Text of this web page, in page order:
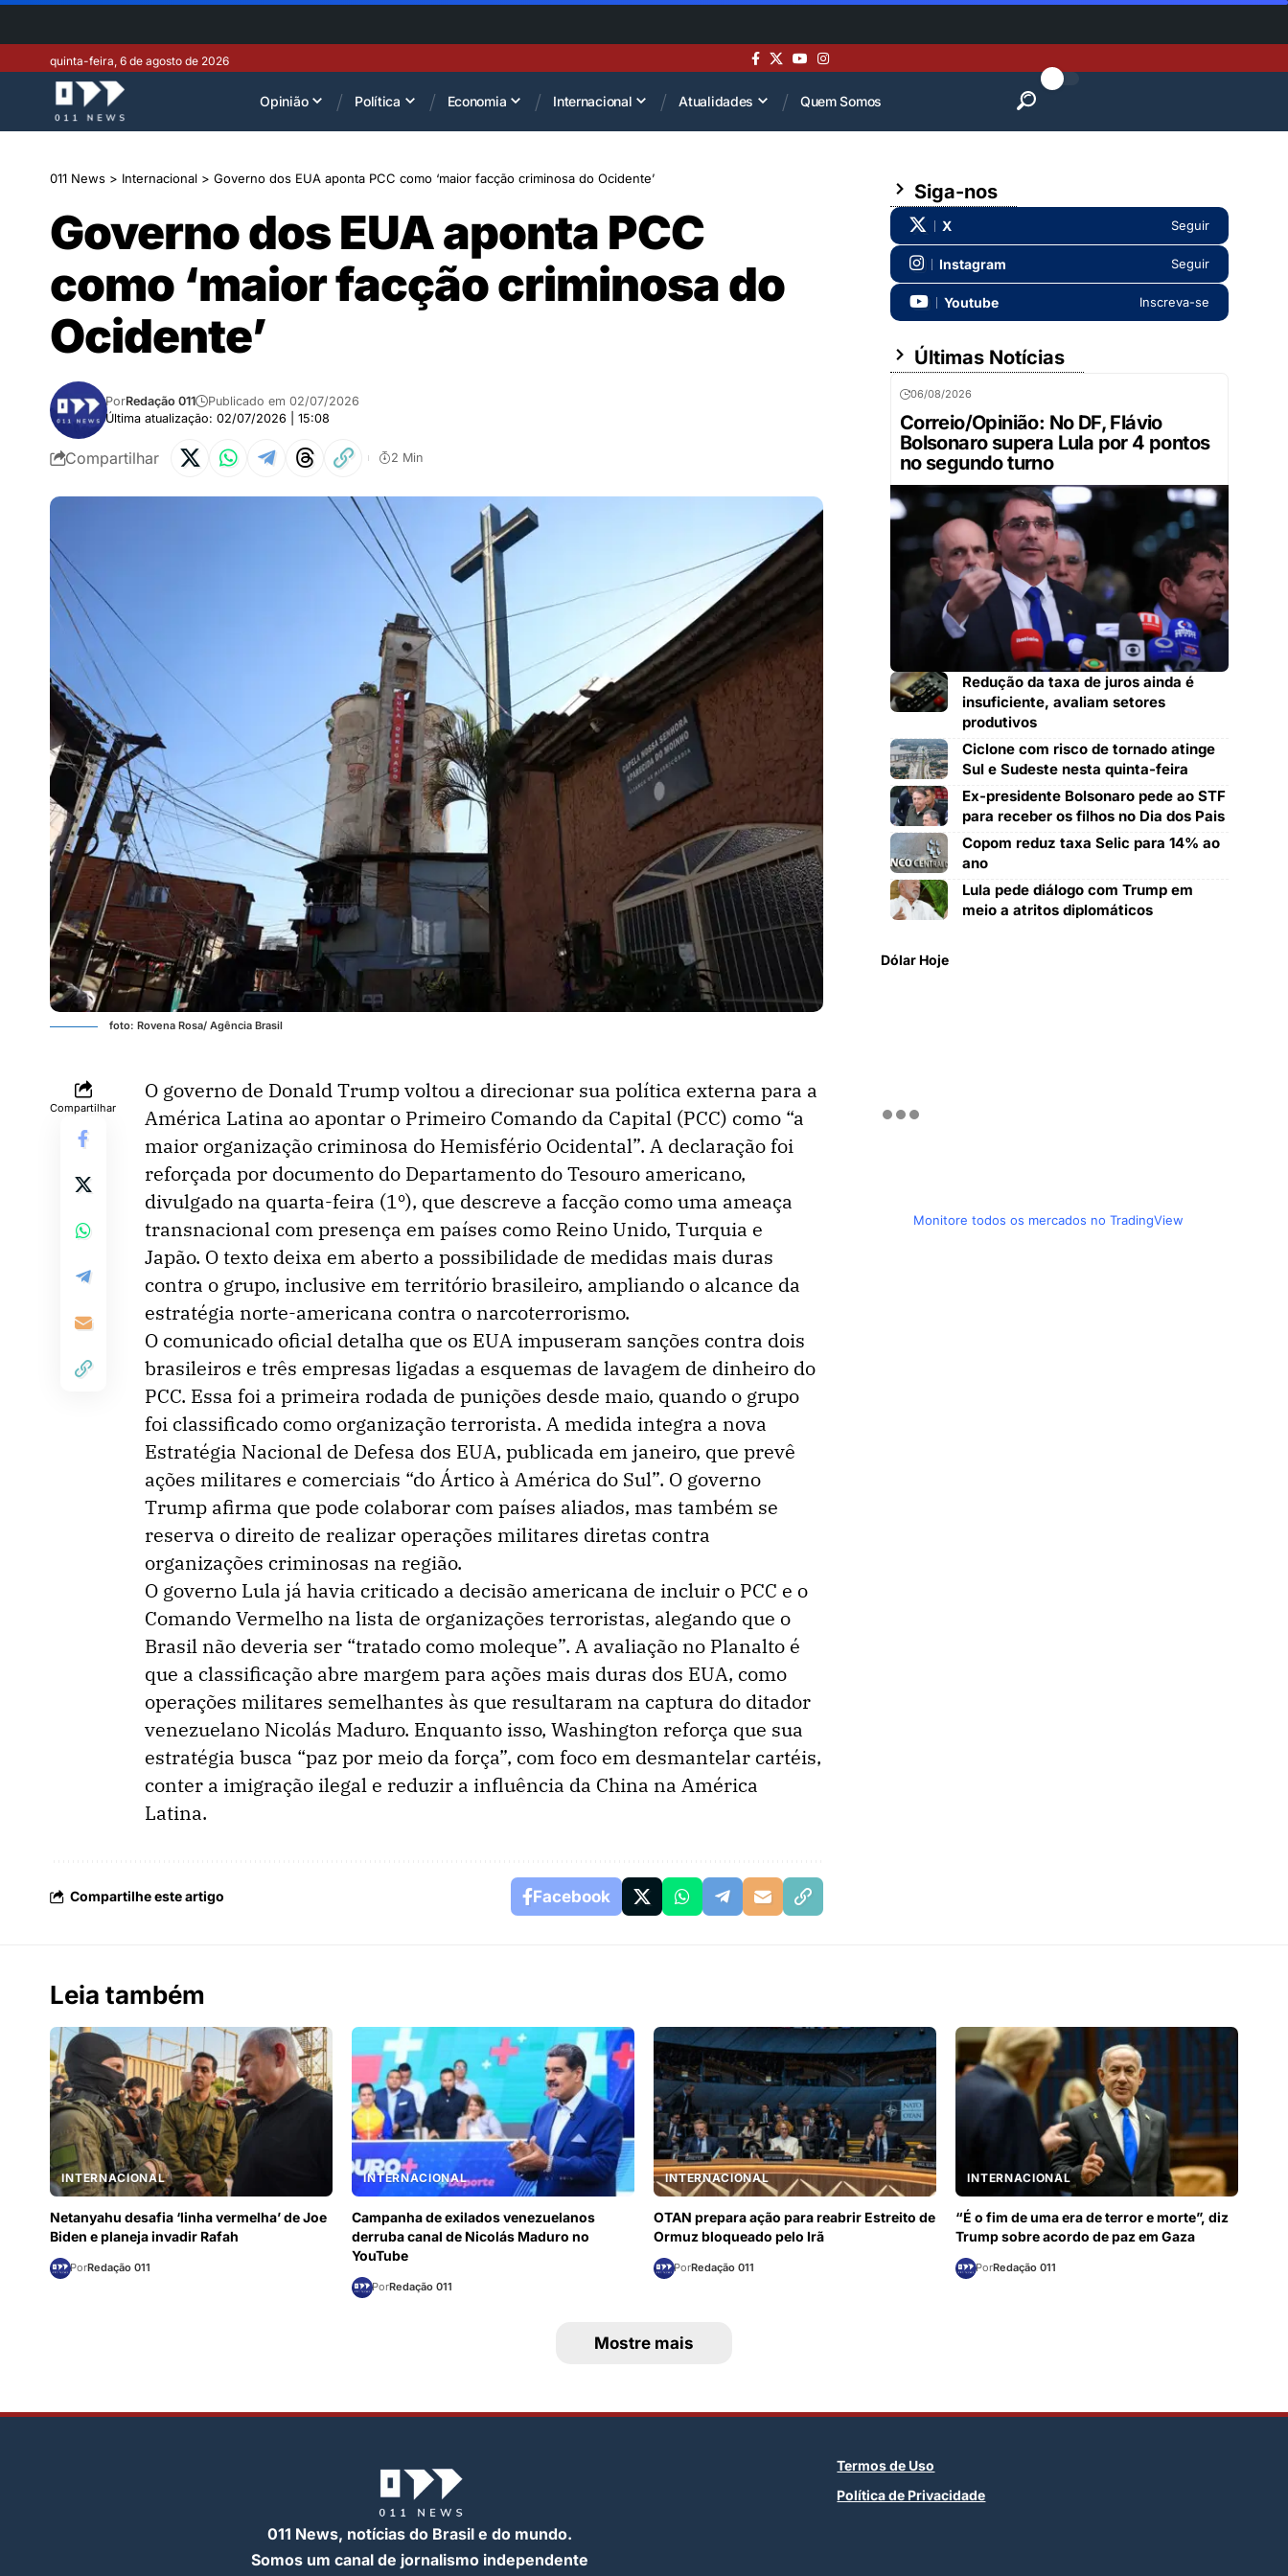
quinta-feira, 6 de agosto de 2026
Opinião Política Economia Internacional Atualidades Quem Somos
011 News > Internacional > Governo dos EUA aponta PCC como ‘maior facção criminosa do Ocidente’
Governo dos EUA aponta PCC
como ‘maior facção criminosa do
Ocidente’
Última atualização: 02/07/2026 | 15:08
PorRedação 011 Publicado em 02/07/2026
Compartilhar 2 Min
foto: Rovena Rosa/ Agência Brasil
Compartilhar
O governo de Donald Trump voltou a direcionar sua política externa para a
América Latina ao apontar o Primeiro Comando da Capital (PCC) como “a
maior organização criminosa do Hemisfério Ocidental”. A declaração foi
reforçada por documento do Departamento do Tesouro americano,
divulgado na quarta-feira (1º), que descreve a facção como uma ameaça
transnacional com presença em países como Reino Unido, Turquia e
Japão. O texto deixa em aberto a possibilidade de medidas mais duras
contra o grupo, inclusive em território brasileiro, ampliando o alcance da
estratégia norte-americana contra o narcoterrorismo.
O comunicado oficial detalha que os EUA impuseram sanções contra dois
brasileiros e três empresas ligadas a esquemas de lavagem de dinheiro do
PCC. Essa foi a primeira rodada de punições desde maio, quando o grupo
foi classificado como organização terrorista. A medida integra a nova
Estratégia Nacional de Defesa dos EUA, publicada em janeiro, que prevê
ações militares e comerciais “do Ártico à América do Sul”. O governo
Trump afirma que pode colaborar com países aliados, mas também se
reserva o direito de realizar operações militares diretas contra
organizações criminosas na região.
O governo Lula já havia criticado a decisão americana de incluir o PCC e o
Comando Vermelho na lista de organizações terroristas, alegando que o
Brasil não deveria ser “tratado como moleque”. A avaliação no Planalto é
que a classificação abre margem para ações mais duras dos EUA, como
operações militares semelhantes às que resultaram na captura do ditador
venezuelano Nicolás Maduro. Enquanto isso, Washington reforça que sua
estratégia busca “paz por meio da força”, com foco em desmantelar cartéis,
conter a imigração ilegal e reduzir a influência da China na América
Latina.
Compartilhe este artigo Facebook
Siga-nos
X Seguir
Instagram Seguir
Youtube Inscreva-se
Últimas Notícias
06/08/2026
Correio/Opinião: No DF, Flávio
Bolsonaro supera Lula por 4 pontos
no segundo turno
Redução da taxa de juros ainda é
insuficiente, avaliam setores
produtivos
Ciclone com risco de tornado atinge
Sul e Sudeste nesta quinta-feira
Ex-presidente Bolsonaro pede ao STF
para receber os filhos no Dia dos Pais
Copom reduz taxa Selic para 14% ao
ano
Lula pede diálogo com Trump em
meio a atritos diplomáticos
Dólar Hoje
Monitore todos os mercados no TradingView
Leia também
INTERNACIONAL
Netanyahu desafia ‘linha vermelha’ de Joe
Biden e planeja invadir Rafah
PorRedação 011
INTERNACIONAL
Campanha de exilados venezuelanos
derruba canal de Nicolás Maduro no
YouTube
PorRedação 011
INTERNACIONAL
OTAN prepara ação para reabrir Estreito de
Ormuz bloqueado pelo Irã
PorRedação 011
INTERNACIONAL
“É o fim de uma era de terror e morte”, diz
Trump sobre acordo de paz em Gaza
PorRedação 011
Mostre mais
011 News, notícias do Brasil e do mundo.
Somos um canal de jornalismo independente
Termos de Uso
Política de Privacidade